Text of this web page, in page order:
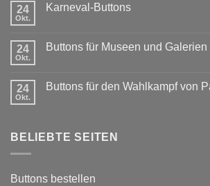
zu
Vereine:
Buttons
24
Okt.
Karneval-Buttons
Karneval-
24
Okt.
Buttons für Museen und Galerien
Buttons
24
Okt.
Buttons für den Wahlkampf von
für
BELIEBTE SEITEN
Buttons bestellen